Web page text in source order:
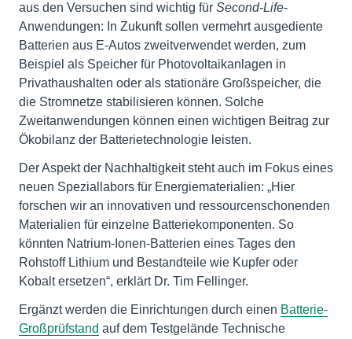
aus den Versuchen sind wichtig für Second-Life-
Anwendungen: In Zukunft sollen vermehrt ausgediente
Batterien aus E-Autos zweitverwendet werden, zum
Beispiel als Speicher für Photovoltaikanlagen in
Privathaushalten oder als stationäre Großspeicher, die
die Stromnetze stabilisieren können. Solche
Zweitanwendungen können einen wichtigen Beitrag zur
Ökobilanz der Batterietechnologie leisten.
Der Aspekt der Nachhaltigkeit steht auch im Fokus eines
neuen Speziallabors für Energiematerialien: „Hier
forschen wir an innovativen und ressourcenschonenden
Materialien für einzelne Batteriekomponenten. So
könnten Natrium-Ionen-Batterien eines Tages den
Rohstoff Lithium und Bestandteile wie Kupfer oder
Kobalt ersetzen“, erklärt Dr. Tim Fellinger.
Ergänzt werden die Einrichtungen durch einen Batterie-
Großprüfstand auf dem Testgelände Technische